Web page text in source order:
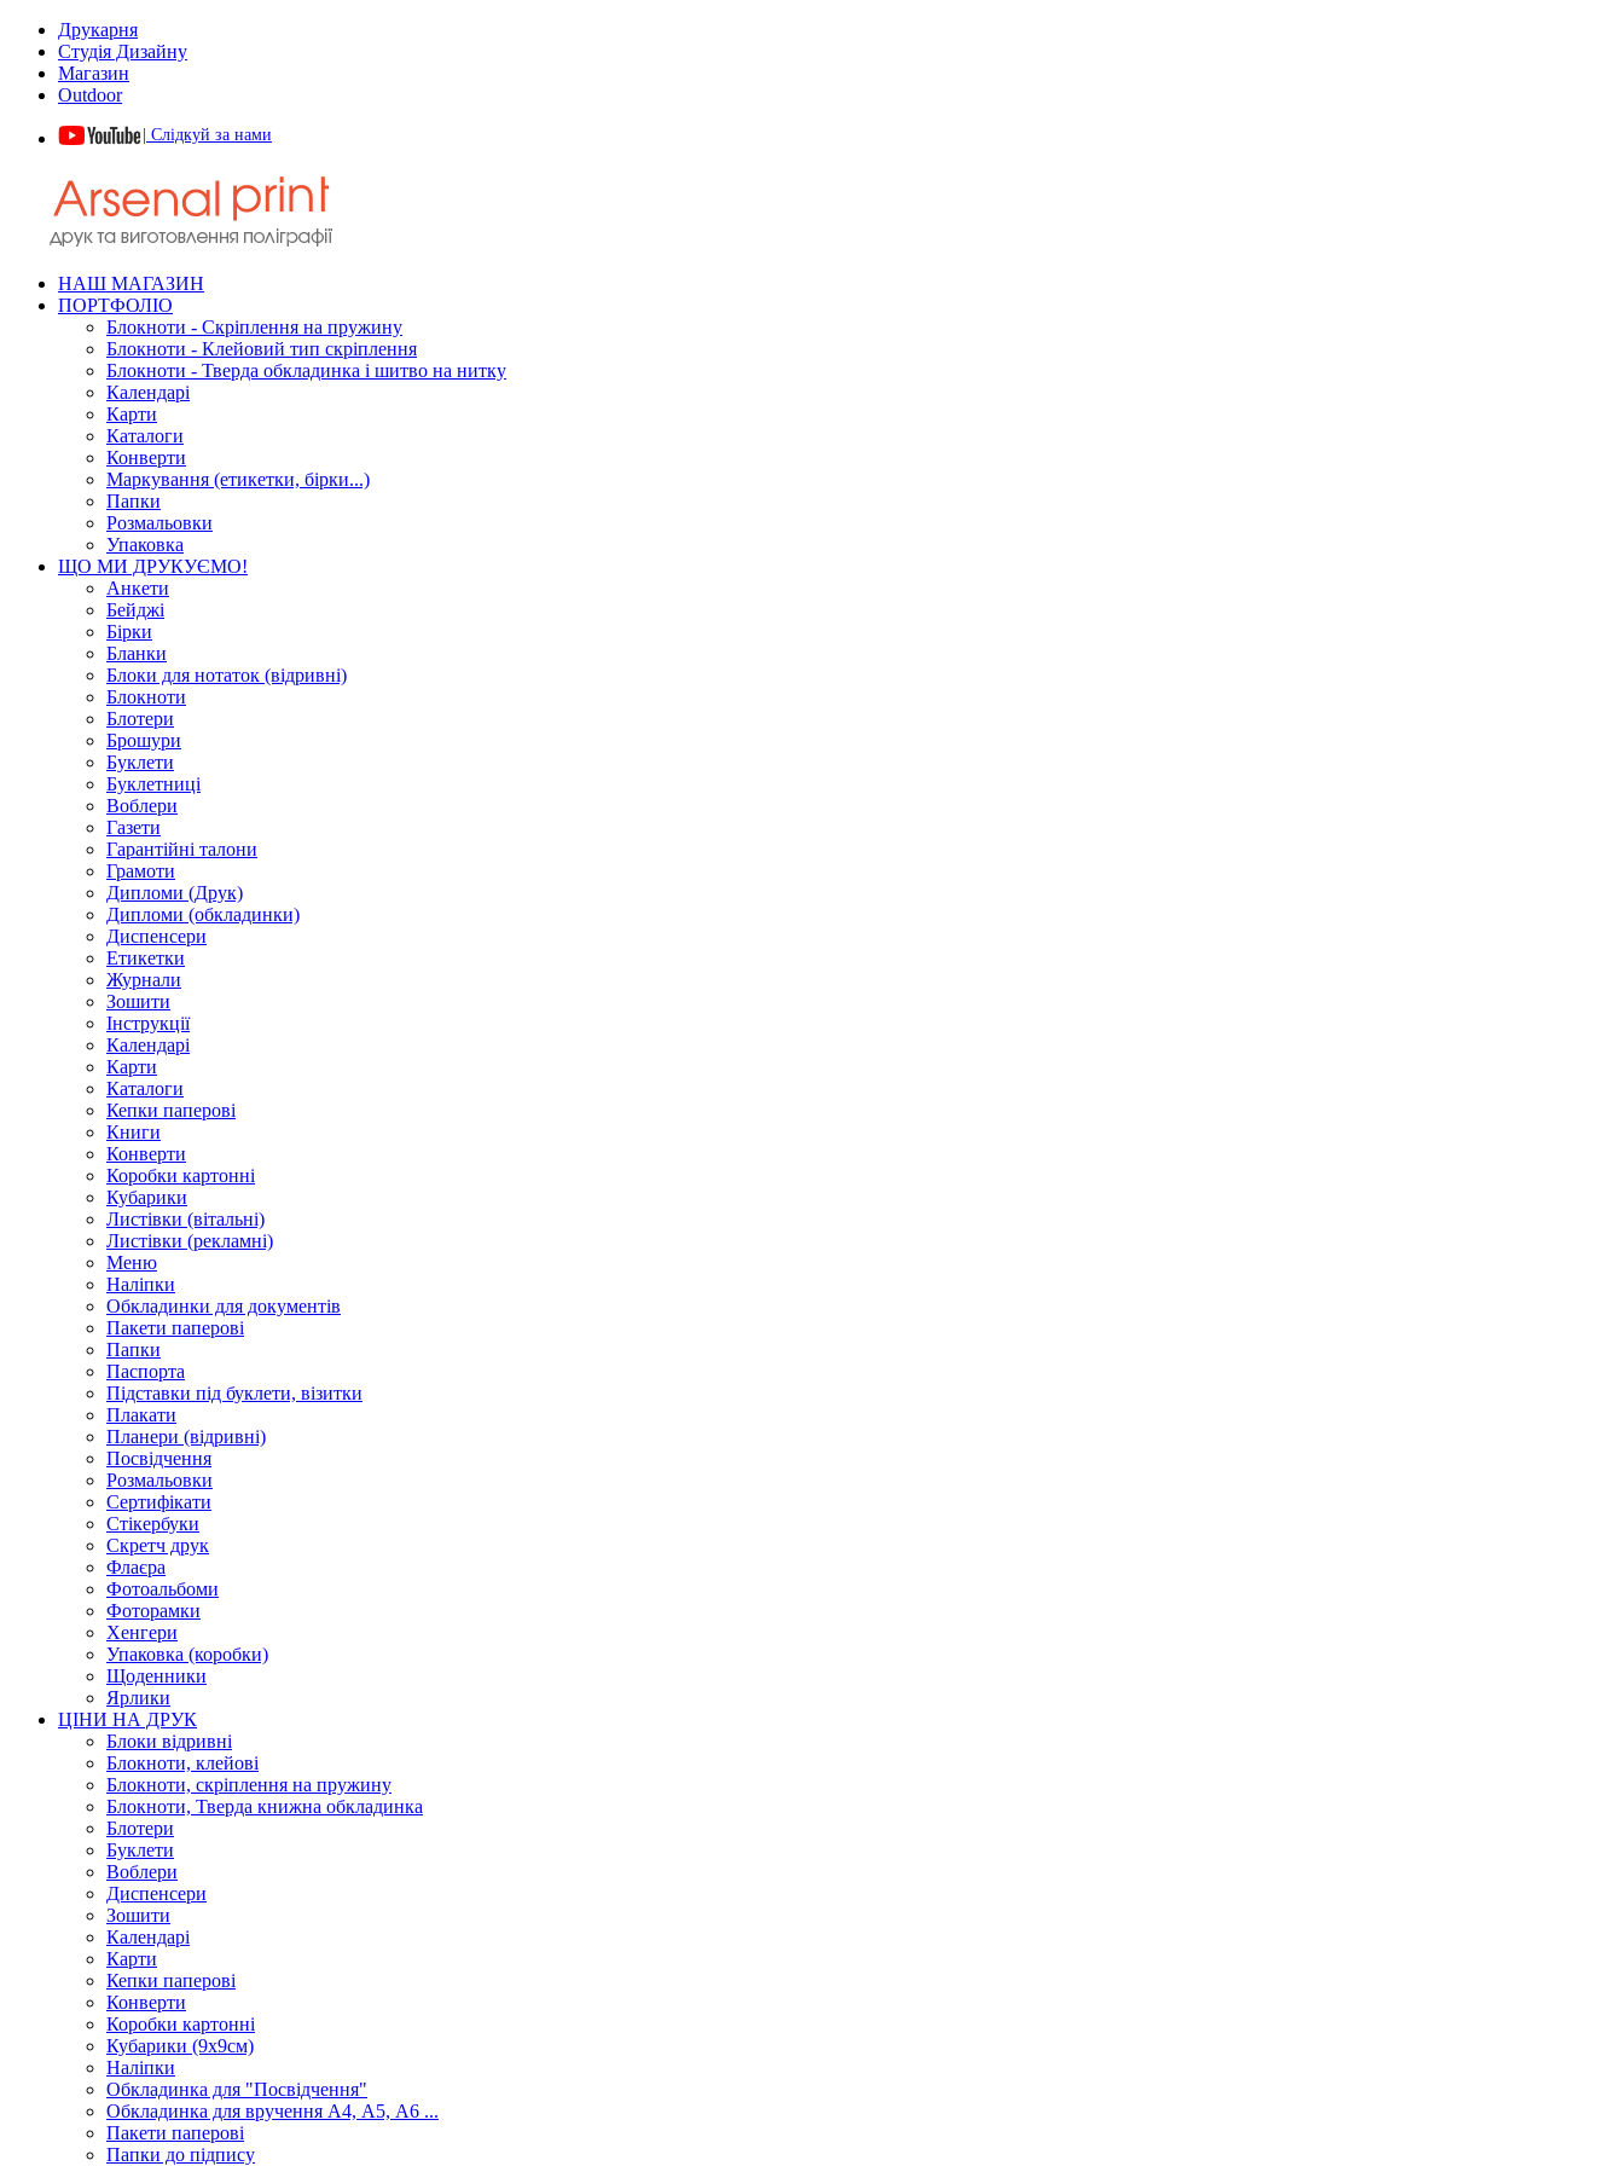
Друкарня
Студія Дизайну
Магазин
Outdoor
| Слідкуй за нами
НАШ МАГАЗИН
ПОРТФОЛІО
Блокноти - Скріплення на пружину
Блокноти - Клейовий тип скріплення
Блокноти - Тверда обкладинка і шитво на нитку
Календарі
Карти
Каталоги
Конверти
Маркування (етикетки, бірки...)
Папки
Розмальовки
Упаковка
ЩО МИ ДРУКУЄМО!
Анкети
Бейджі
Бірки
Бланки
Блоки для нотаток (відривні)
Блокноти
Блотери
Брошури
Буклети
Буклетниці
Воблери
Газети
Гарантійні талони
Грамоти
Дипломи (Друк)
Дипломи (обкладинки)
Диспенсери
Етикетки
Журнали
Зошити
Інструкції
Календарі
Карти
Каталоги
Кепки паперові
Книги
Конверти
Коробки картонні
Кубарики
Листівки (вітальні)
Листівки (рекламні)
Меню
Наліпки
Обкладинки для документів
Пакети паперові
Папки
Паспорта
Підставки під буклети, візитки
Плакати
Планери (відривні)
Посвідчення
Розмальовки
Сертифікати
Стікербуки
Скретч друк
Флаєра
Фотоальбоми
Фоторамки
Хенгери
Упаковка (коробки)
Щоденники
Ярлики
ЦІНИ НА ДРУК
Блоки відривні
Блокноти, клейові
Блокноти, скріплення на пружину
Блокноти, Тверда книжна обкладинка
Блотери
Буклети
Воблери
Диспенсери
Зошити
Календарі
Карти
Кепки паперові
Конверти
Коробки картонні
Кубарики (9х9см)
Наліпки
Обкладинка для "Посвідчення"
Обкладинка для вручення А4, А5, А6 ...
Пакети паперові
Папки до підпису